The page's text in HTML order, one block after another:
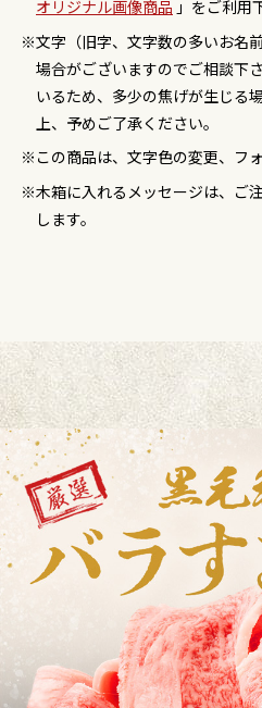
オリジナル画像商品 」をご利用
文字（旧字、文字数の多いお名
場合がございますのでご相談下
いるため、多少の焦げが生じる
上、予めご了承ください。
この商品は、文字色の変更、フ
木箱に入れるメッセージは、ご
します。